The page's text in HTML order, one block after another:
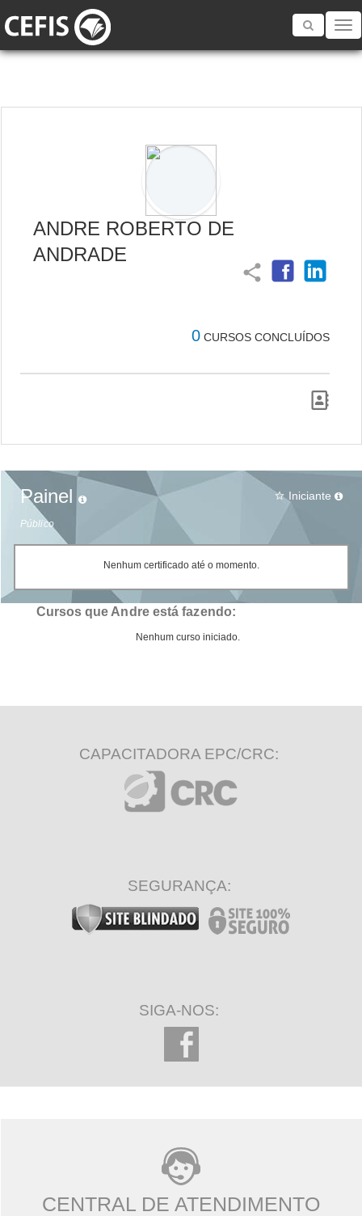
Toggle
ANDRE ROBERTO DE
ANDRADE
share
0 CURSOS CONCLUÍDOS
Painel
Público
star_border Iniciante
Nenhum certificado até o momento.
Cursos que Andre está fazendo:
Nenhum curso iniciado.
CAPACITADORA EPC/CRC:
SEGURANÇA:
SIGA-NOS:
CENTRAL DE ATENDIMENTO